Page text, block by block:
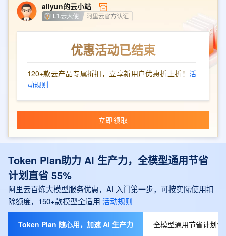
aliyun的云小站
优惠活动已结束
120+款云产品专属折扣，立享新用户优惠折上折！ 活
动规则
立即领取
Token Plan助力 AI 生产力，全模型通用节省
计划直省 55%
阿里云百炼大模型服务优惠，AI 入门第一步，可按实际使用扣
除额度，150+款模型全适用 活动规则
Token Plan 随心用，加速 AI 生产力 全模型通用节省计划